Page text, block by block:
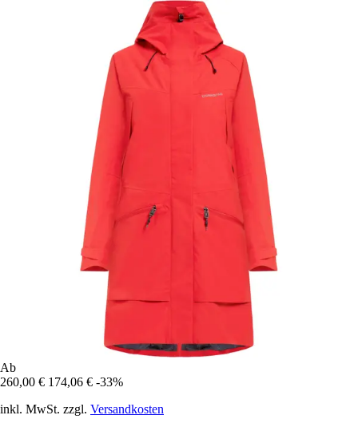
Ab
260,00 € 174,06 € -33%
inkl. MwSt. zzgl. Versandkosten